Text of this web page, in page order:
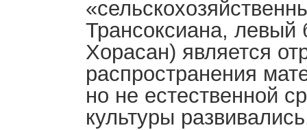
Трансоксиана, левый
Хорасан) является
распространения
но не естественной
культуры